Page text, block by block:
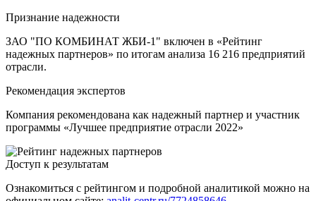
Признание надежности
ЗАО "ПО КОМБИНАТ ЖБИ-1" включен в «Рейтинг
надежных партнеров» по итогам анализа 16 216 предприятий
отрасли.
Рекомендация экспертов
Компания рекомендована как надежный партнер и участник
программы «Лучшее предприятие отрасли 2022»
Доступ к результатам
Ознакомиться с рейтингом и подробной аналитикой можно на